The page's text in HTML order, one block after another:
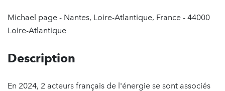
Michael page - Nantes, Loire-Atlantique, France - 44000
Loire-Atlantique
Description
En 2024, 2 acteurs français de l'énergie se sont associés